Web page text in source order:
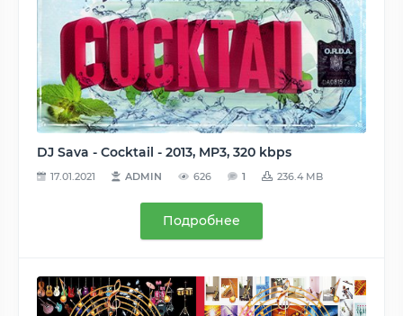
DJ Sava - Cocktail - 2013, MP3, 320 kbps
17.01.2021 ADMIN 626 1 236.4 MB
Подробнее